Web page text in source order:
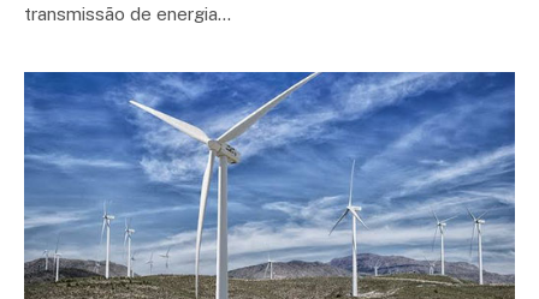
transmissão de energia…